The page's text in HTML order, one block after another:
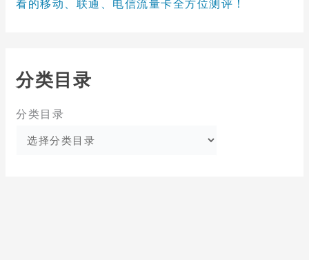
看的移动、联通、电信流量卡全方位测评！
分类目录
分类目录